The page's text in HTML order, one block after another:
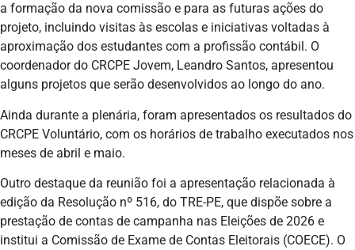
a formação da nova comissão e para as futuras ações do
projeto, incluindo visitas às escolas e iniciativas voltadas à
aproximação dos estudantes com a profissão contábil. O
coordenador do CRCPE Jovem, Leandro Santos, apresentou
alguns projetos que serão desenvolvidos ao longo do ano.
Ainda durante a plenária, foram apresentados os resultados do
CRCPE Voluntário, com os horários de trabalho executados nos
meses de abril e maio.
Outro destaque da reunião foi a apresentação relacionada à
edição da Resolução nº 516, do TRE-PE, que dispõe sobre a
prestação de contas de campanha nas Eleições de 2026 e
institui a Comissão de Exame de Contas Eleitorais (COECE). O